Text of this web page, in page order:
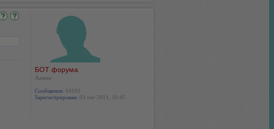
БОТ форума
Админ
Сообщения: 64195
Зарегистрирован: 03 окт 2011, 10:45